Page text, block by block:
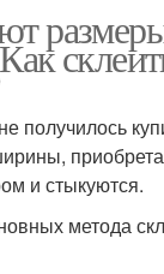
получилось
и стыкуются.
метода